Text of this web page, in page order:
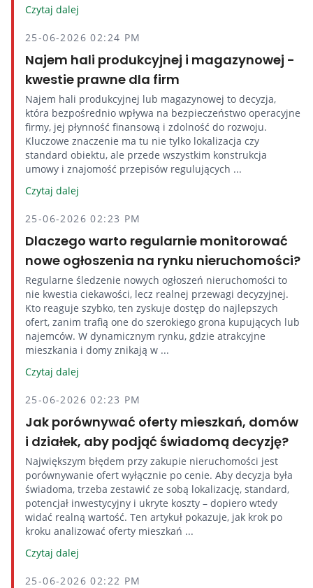
Czytaj dalej
25-06-2026 02:24 PM
Najem hali produkcyjnej i magazynowej -
kwestie prawne dla firm
Najem hali produkcyjnej lub magazynowej to decyzja,
która bezpośrednio wpływa na bezpieczeństwo operacyjne
firmy, jej płynność finansową i zdolność do rozwoju.
Kluczowe znaczenie ma tu nie tylko lokalizacja czy
standard obiektu, ale przede wszystkim konstrukcja
umowy i znajomość przepisów regulujących ...
Czytaj dalej
25-06-2026 02:23 PM
Dlaczego warto regularnie monitorować
nowe ogłoszenia na rynku nieruchomości?
Regularne śledzenie nowych ogłoszeń nieruchomości to
nie kwestia ciekawości, lecz realnej przewagi decyzyjnej.
Kto reaguje szybko, ten zyskuje dostęp do najlepszych
ofert, zanim trafią one do szerokiego grona kupujących lub
najemców. W dynamicznym rynku, gdzie atrakcyjne
mieszkania i domy znikają w ...
Czytaj dalej
25-06-2026 02:23 PM
Jak porównywać oferty mieszkań, domów
i działek, aby podjąć świadomą decyzję?
Największym błędem przy zakupie nieruchomości jest
porównywanie ofert wyłącznie po cenie. Aby decyzja była
świadoma, trzeba zestawić ze sobą lokalizację, standard,
potencjał inwestycyjny i ukryte koszty – dopiero wtedy
widać realną wartość. Ten artykuł pokazuje, jak krok po
kroku analizować oferty mieszkań ...
Czytaj dalej
25-06-2026 02:22 PM